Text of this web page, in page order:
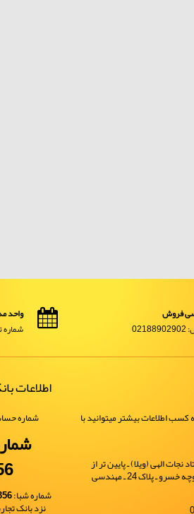
فروش
واحد
شماره تماس:
اطلاعات بیشتر میتوانید با
نجات الهی (ویلا) ـ پایین تر از
خیابان شهید کلانتری ـ کوچه خسرو ـ پلاک 24 ـ مهندسی
اطلاعات
شماره
شماره شبا:
نزد بانک